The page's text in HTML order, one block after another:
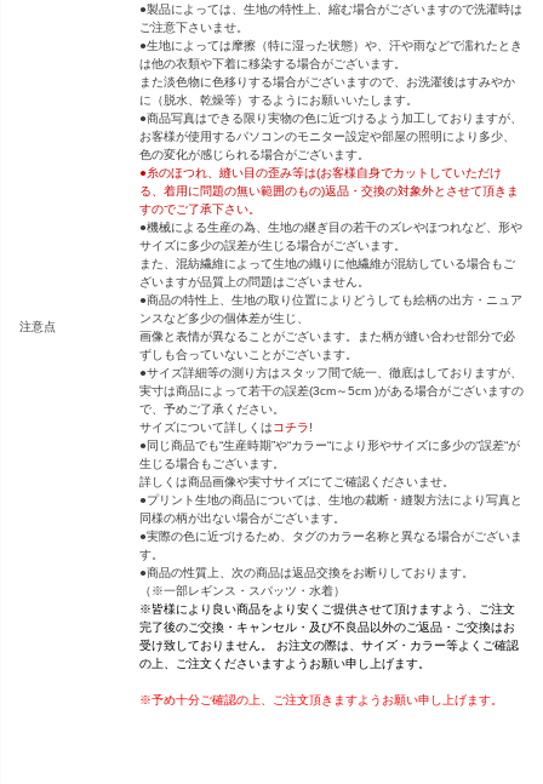
注意点
●製品によっては、生地の特性上、縮む場合がございますので洗濯時は
ご注意下さいませ。
●生地によっては摩擦（特に湿った状態）や、汗や雨などで濡れたとき
は他の衣類や下着に移染する場合がございます。
また淡色物に色移りする場合がございますので、お洗濯後はすみやか
に（脱水、乾燥等）するようにお願いいたします。
●商品写真はできる限り実物の色に近づけるよう加工しておりますが、
お客様が使用するパソコンのモニター設定や部屋の照明により多少、
色の変化が感じられる場合がございます。
●糸のほつれ、縫い目の歪み等は(お客様自身でカットしていただけ
る、着用に問題の無い範囲のもの)返品・交換の対象外とさせて頂きま
すのでご了承下さい。
●機械による生産の為、生地の継ぎ目の若干のズレやほつれなど、形や
サイズに多少の誤差が生じる場合がございます。
また、混紡繊維によって生地の織りに他繊維が混紡している場合もご
ざいますが品質上の問題はございません。
●商品の特性上、生地の取り位置によりどうしても絵柄の出方・ニュア
ンスなど多少の個体差が生じ、
画像と表情が異なることがございます。また柄が縫い合わせ部分で必
ずしも合っていないことがございます。
●サイズ詳細等の測り方はスタッフ間で統一、徹底はしておりますが、
実寸は商品によって若干の誤差(3cm～5cm )がある場合がございますの
で、予めご了承ください。
サイズについて詳しくはコチラ!
●同じ商品でも“生産時期”や“カラー“により形やサイズに多少の“誤差“が
生じる場合もございます。
詳しくは商品画像や実寸サイズにてご確認くださいませ。
●プリント生地の商品については、生地の裁断・縫製方法により写真と
同様の柄が出ない場合がございます。
●実際の色に近づけるため、タグのカラー名称と異なる場合がございま
す。
●商品の性質上、次の商品は返品交換をお断りしております。
（※一部レギンス・スパッツ・水着）
※皆様により良い商品をより安くご提供させて頂けますよう、ご注文
完了後のご交換・キャンセル・及び不良品以外のご返品・ご交換はお
受け致しておりません。 お注文の際は、サイズ・カラー等よくご確認
の上、ご注文くださいますようお願い申し上げます。
※予め十分ご確認の上、ご注文頂きますようお願い申し上げます。